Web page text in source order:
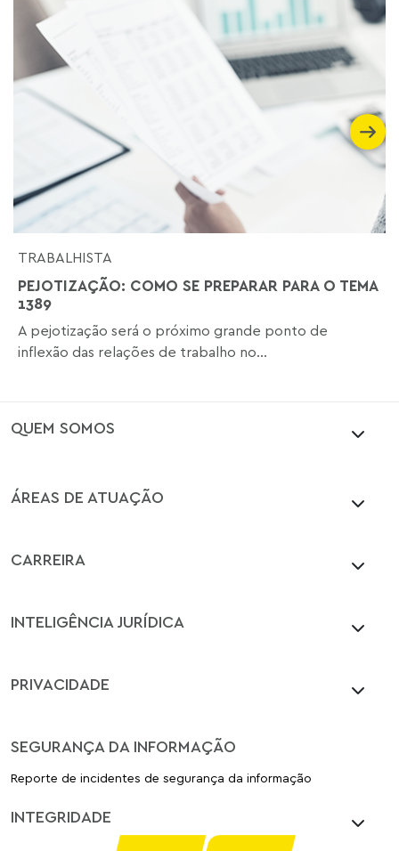
TRABALHISTA
PEJOTIZAÇÃO: COMO SE PREPARAR PARA O TEMA
1389
A pejotização será o próximo grande ponto de
inflexão das relações de trabalho no...
QUEM SOMOS
ÁREAS DE ATUAÇÃO
CARREIRA
INTELIGÊNCIA JURÍDICA
PRIVACIDADE
SEGURANÇA DA INFORMAÇÃO
Reporte de incidentes de segurança da informação
INTEGRIDADE